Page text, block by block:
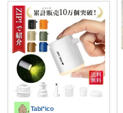
Tabi*ico